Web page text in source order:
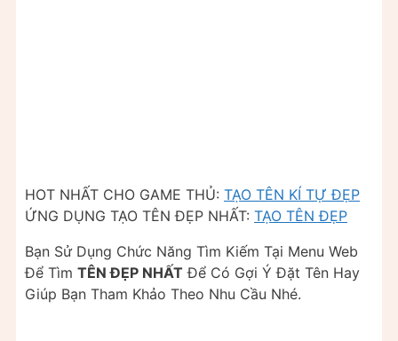
HOT NHẤT CHO GAME THỦ: TẠO TÊN KÍ TỰ ĐẸP
ỨNG DỤNG TẠO TÊN ĐẸP NHẤT: TẠO TÊN ĐẸP
Bạn Sử Dụng Chức Năng Tìm Kiếm Tại Menu Web
Để Tìm TÊN ĐẸP NHẤT Để Có Gợi Ý Đặt Tên Hay
Giúp Bạn Tham Khảo Theo Nhu Cầu Nhé.